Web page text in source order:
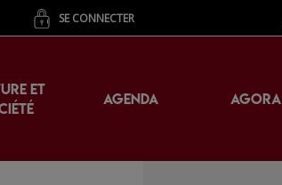
SE CONNECTER
ET
AGENDA AGORA